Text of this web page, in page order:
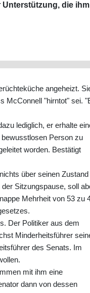
Unterstützung, die ihm
angeheizt.
McConnell "hirntot" sei.
lediglich, er erhalte
Person zu
worden. Bestätigt
über seinen Zustand
Sitzungspause, soll
Mehrheit von 53 zu
Der Politiker aus dem
Minderheitsführer
des Senats. Im
mit ihm eine
dann von dessen